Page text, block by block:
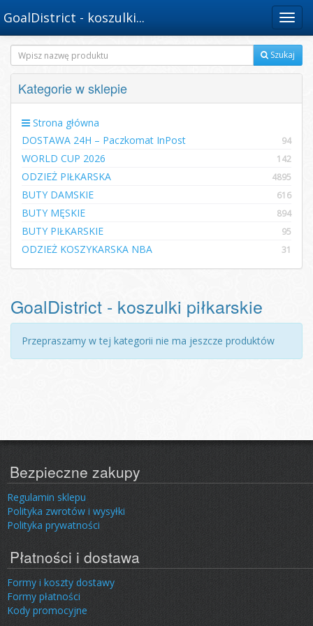
Menu
GoalDistrict - koszulki...
Szukaj
Kategorie w sklepie
Strona główna
DOSTAWA 24H – Paczkomat InPost
94
WORLD CUP 2026 142
ODZIEŻ PIŁKARSKA 4895
BUTY DAMSKIE 616
BUTY MĘSKIE 894
BUTY PIŁKARSKIE 95
ODZIEŻ KOSZYKARSKA NBA 31
GoalDistrict - koszulki piłkarskie
Przepraszamy w tej kategorii nie ma jeszcze produktów
Bezpieczne zakupy
Regulamin sklepu
Polityka zwrotów i wysyłki
Polityka prywatności
Płatności i dostawa
Formy i koszty dostawy
Formy płatności
Kody promocyjne